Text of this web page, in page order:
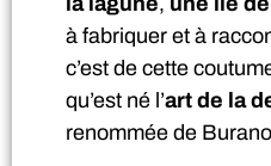
à fabriquer et à
c’est de cette
qu’est né l’art de la
renommée de